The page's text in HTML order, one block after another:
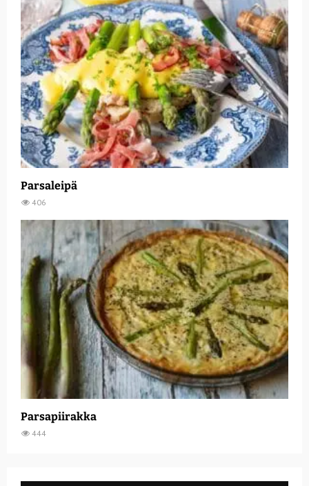
Parsaleipä
406
Parsapiirakka
444